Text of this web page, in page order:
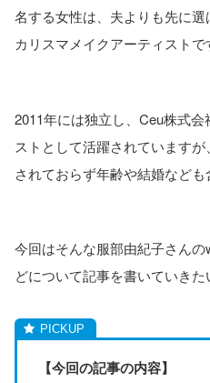
名する女性は、夫よりも先に
カリスマメイクアーティストで
2011年には独立し、Ceu株式
ストとして活躍されています
されておらず年齢や結婚なども
今回はそんな服部由紀子さん
どについて記事を書いていきた
【今回の記事の内容】